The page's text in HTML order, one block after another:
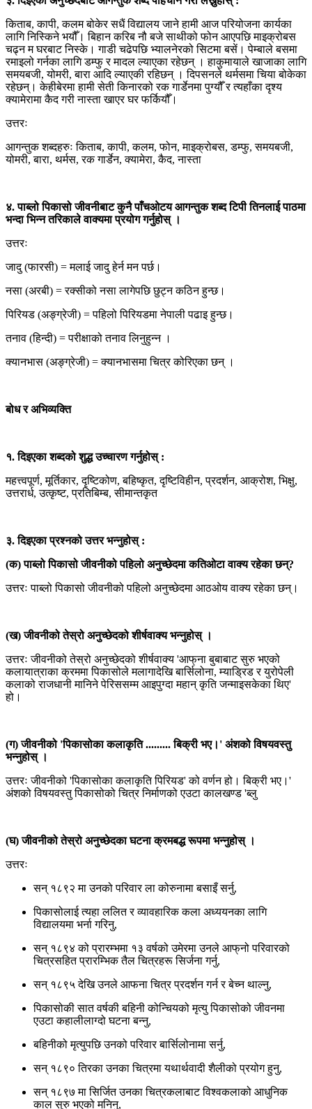
किताब, कापी, कलम बोकेर सधैं विद्यालय जाने हामी आज परियोजना कार्यका
लागि निस्किने भयौँ। बिहान करिब नौ बजे साथीको फोन आएपछि माइक्रोबस
चढ्न म घरबाट निस्के। गाडी चढेपछि भ्यालनेरको सिटमा बसें। पेम्बाले बसमा
रमाइलो गर्नका लागि डम्फु र मादल ल्याएका रहेछन् । हाकुमायाले खाजाका लागि
समयबजी, योमरी, बारा आदि ल्याएकी रहिछन् । दिपसनले थर्मसमा चिया बोकेका
रहेछन्। केहीबेरमा हामी सेती किनारको रक गार्डेनमा पुग्यौँ र त्यहाँका दृश्य
क्यामेरामा कैद गरी नास्ता खाएर घर फर्कियौँ।
उत्तरः
आगन्तुक शब्दहरुः किताब, कापी, कलम, फोन, माइक्रोबस, डम्फु, समयबजी,
योमरी, बारा, थर्मस, रक गार्डेन, क्यामेरा, कैद, नास्ता
४. पाब्लो पिकासो जीवनीबाट कुनै पाँचओटय आगन्तुक शब्द टिपी तिनलाई पाठमा
भन्दा भिन्न तरिकाले वाक्यमा प्रयोग गर्नुहोस् ।
उत्तरः
जादु (फारसी) = मलाई जादु हेर्न मन पर्छ।
नसा (अरबी) = रक्सीको नसा लागेपछि छुट्न कठिन हुन्छ।
पिरियड (अङ्ग्रेजी) = पहिलो पिरियडमा नेपाली पढाइ हुन्छ।
तनाव (हिन्दी) = परीक्षाको तनाव लिनुहुन्न ।
क्यानभास (अङ्ग्रेजी) = क्यानभासमा चित्र कोरिएका छन् ।
बोध र अभिव्यक्ति
१. दिइएका शब्दको शुद्ध उच्चारण गर्नुहोस् :
महत्त्वपूर्ण, मूर्तिकार, दृष्टिकोण, बहिष्कृत, दृष्टिविहीन, प्रदर्शन, आक्रोश, भिक्षु,
उत्तरार्ध, उत्कृष्ट, प्रतिबिम्ब, सीमान्तकृत
३. दिइएका प्रश्नको उत्तर भन्नुहोस् :
(क) पाब्लो पिकासो जीवनीको पहिलो अनुच्छेदमा कतिओटा वाक्य रहेका छन्?
उत्तरः पाब्लो पिकासो जीवनीको पहिलो अनुच्छेदमा आठओय वाक्य रहेका छन्।
(ख) जीवनीको तेस्रो अनुच्छेदको शीर्षवाक्य भन्नुहोस् ।
उत्तरः जीवनीको तेस्रो अनुच्छेदको शीर्षवाक्य 'आफ्‌ना बुबाबाट सुरु भएको
कलायात्राका क्रममा पिकासोले मलागादेखि बार्सिलोना, म्याड्रिड र युरोपेली
कलाको राजधानी मानिने पेरिससम्म आइपुग्दा महान् कृति जन्माइसकेका थिए'
हो।
(ग) जीवनीको 'पिकासोका कलाकृति ......... बिक्री भए।' अंशको विषयवस्तु
भन्नुहोस् ।
उत्तरः जीवनीको 'पिकासोका कलाकृति पिरियड' को वर्णन हो। बिक्री भए।'
अंशको विषयवस्तु पिकासोको चित्र निर्माणको एउटा कालखण्ड 'ब्लु
(घ) जीवनीको तेस्रो अनुच्छेदका घटना क्रमबद्ध रूपमा भन्नुहोस् ।
उत्तरः
सन् १८९२ मा उनको परिवार ला कोरुनामा बसाइँ सर्नु,
पिकासोलाई त्यहा ललित र व्यावहारिक कला अध्ययनका लागि
विद्यालयमा भर्ना गरिनु,
सन् १८९४ को प्रारम्भमा १३ वर्षको उमेरमा उनले आफ्‌नो परिवारको
चित्रसहित प्रारम्भिक तैल चित्रहरू सिर्जना गर्नु,
सन् १८९५ देखि उनले आफना चित्र प्रदर्शन गर्न र बेच्न थाल्नु,
पिकासोकी सात वर्षकी बहिनी कोन्चियको मृत्यु पिकासोको जीवनमा
एउटा कहालीलाग्दो घटना बन्नु,
बहिनीको मृत्युपछि उनको परिवार बार्सिलोनामा सर्नु,
सन् १८९० तिरका उनका चित्रमा यथार्थवादी शैलीको प्रयोग हुनु,
सन् १८९७ मा सिर्जित उनका चित्रकलाबाट विश्वकलाको आधुनिक
काल सुरु भएको मनिनु,